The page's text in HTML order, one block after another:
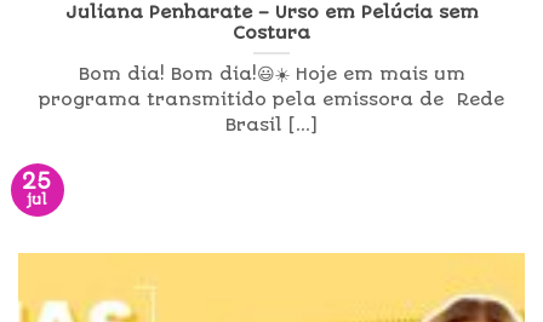
Juliana Penharate – Urso em Pelúcia sem
Costura
Bom dia! Bom dia!😃☀️ Hoje em mais um
programa transmitido pela emissora de Rede
Brasil [...]
25
jul